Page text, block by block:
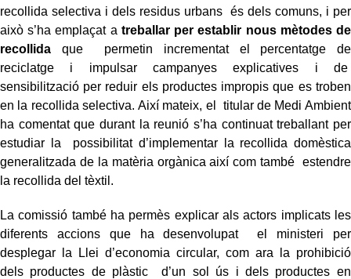
recollida selectiva i dels residus urbans és dels comuns, i per
això s’ha emplaçat a treballar per establir nous mètodes de
recollida que permetin incrementat el percentatge de
reciclatge i impulsar campanyes explicatives i de
sensibilització per reduir els productes impropis que es troben
en la recollida selectiva. Així mateix, el titular de Medi Ambient
ha comentat que durant la reunió s’ha continuat treballant per
estudiar la possibilitat d’implementar la recollida domèstica
generalitzada de la matèria orgànica així com també estendre
la recollida del tèxtil.
La comissió també ha permès explicar als actors implicats les
diferents accions que ha desenvolupat el ministeri per
desplegar la Llei d’economia circular, com ara la prohibició
dels productes de plàstic d’un sol ús i dels productes en